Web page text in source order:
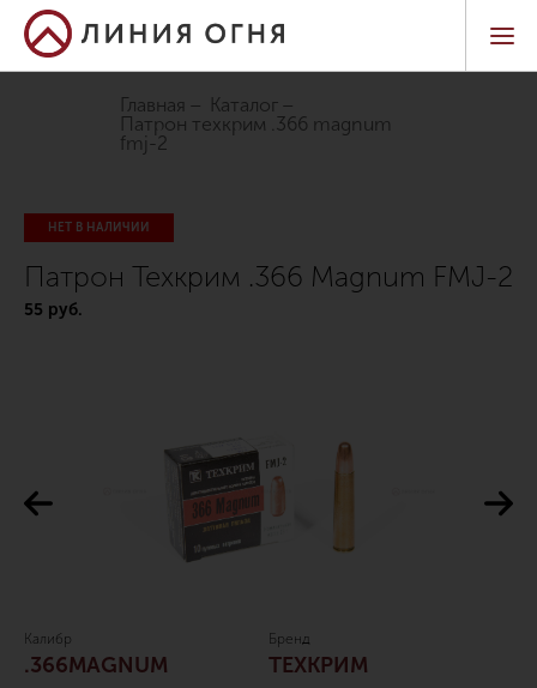
Главная
Каталог
патрон техкрим .366 magnum
fmj-2
НЕТ В НАЛИЧИИ
Патрон Техкрим .366 Magnum FMJ-2
55 руб.
Калибр
.366MAGNUM
Бренд
ТЕХКРИМ